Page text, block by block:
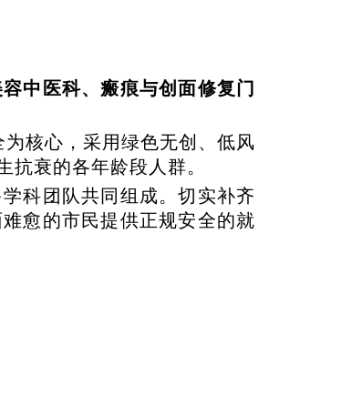
中医科、瘢痕与创面修复门
核心，采用绿色无创、低风
衰的各年龄段人群。
科团队共同组成。切实补齐
的市民提供正规安全的就